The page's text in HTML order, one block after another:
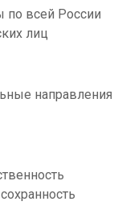
всей России
лиц
направления